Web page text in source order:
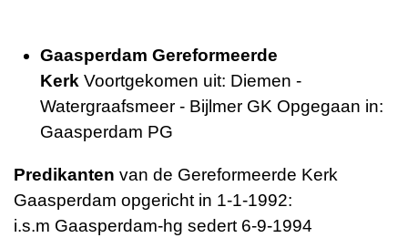
Gaasperdam Gereformeerde
Kerk Voortgekomen uit: Diemen -
Watergraafsmeer - Bijlmer GK Opgegaan in:
Gaasperdam PG
Predikanten van de Gereformeerde Kerk
Gaasperdam opgericht in 1-1-1992:
i.s.m Gaasperdam-hg sedert 6-9-1994